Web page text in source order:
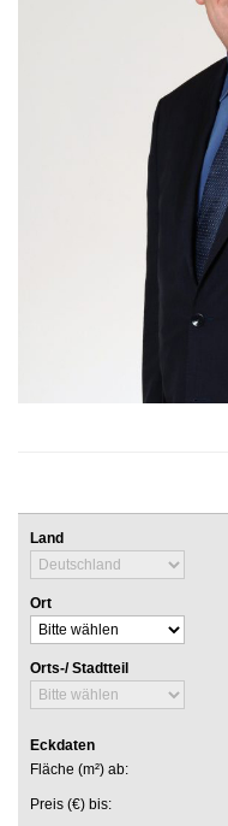
Land
Ort
Orts-/ Stadtteil
Eckdaten
Fläche (m²) ab:
Preis (€) bis: